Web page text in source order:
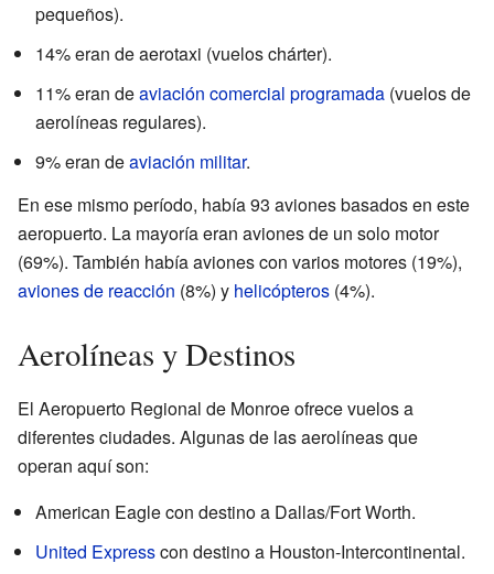
pequeños).
14% eran de aerotaxi (vuelos chárter).
11% eran deaviación comercial programada (vuelos de
aerolíneas regulares).
9% eran deaviación militar.
En ese mismo período, había 93 aviones basados en este
aeropuerto. La mayoría eran aviones de un solo motor
(69%). También había aviones con varios motores (19%),
aviones de reacción (8%) y helicópteros (4%).
Aerolíneas y Destinos
El Aeropuerto Regional de Monroe ofrece vuelos a
diferentes ciudades. Algunas de las aerolíneas que
operan aquí son:
American Eagle con destino a Dallas/Fort Worth.
United Expresscon destino a Houston-Intercontinental.